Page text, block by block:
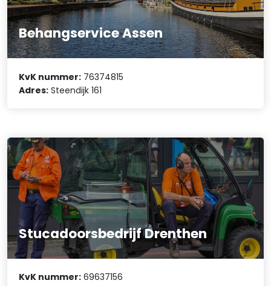
Behangservice Assen
KvK nummer: 76374815
Adres: Steendijk 161
Stucadoorsbedrijf Drenthen
KvK nummer: 69637156